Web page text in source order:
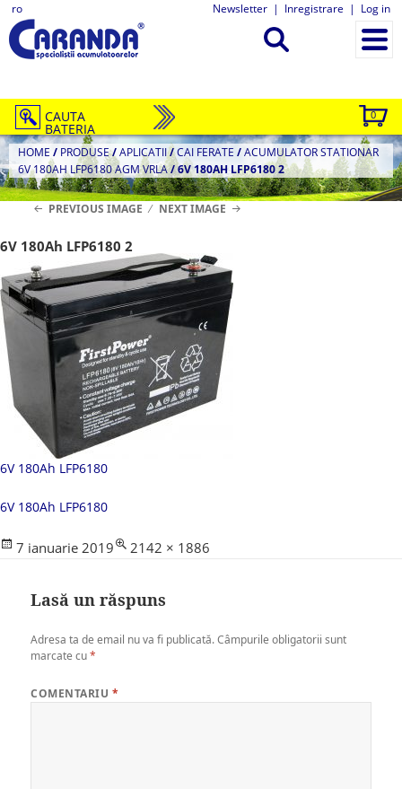
ro Newsletter | Inregistrare | Log in
0
CAUTA
BATERIA
HOME / PRODUSE/APLICATII/CAI FERATE /ACUMULATOR STATIONAR
6V 180AH LFP6180 AGM VRLA/6V 180AH LFP6180 2
PREVIOUS IMAGE NEXT IMAGE
6V 180Ah LFP6180 2
6V 180Ah LFP6180
6V 180Ah LFP6180
Posted
7 ianuarie 2019
Full
2142 × 1886
Lasă un răspuns
Adresa ta de email nu va fi publicată. Câmpurile obligatorii sunt
marcate cu*
COMENTARIU *